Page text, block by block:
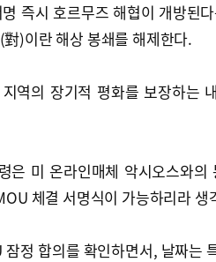
즉시 호르무즈 해협이 개방된
)이란 해상 봉쇄를 해제한다.
역의 장기적 평화를 보장하는
은 미 온라인매체 악시오스와
체결 서명식이 가능하리라 생
잠정 합의를 확인하면서, 날짜는